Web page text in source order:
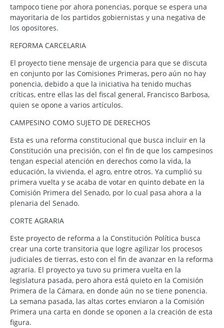
tampoco tiene por ahora ponencias, porque se espera una
mayoritaria de los partidos gobiernistas y una negativa de
los opositores.
REFORMA CARCELARIA
El proyecto tiene mensaje de urgencia para que se discuta
en conjunto por las Comisiones Primeras, pero aún no hay
ponencia, debido a que la iniciativa ha tenido muchas
críticas, entre ellas las del fiscal general, Francisco Barbosa,
quien se opone a varios artículos.
CAMPESINO COMO SUJETO DE DERECHOS
Esta es una reforma constitucional que busca incluir en la
Constitución una precisión, con el fin de que los campesinos
tengan especial atención en derechos como la vida, la
educación, la vivienda, el agro, entre otros. Ya cumplió su
primera vuelta y se acaba de votar en quinto debate en la
Comisión Primera del Senado, por lo cual pasa ahora a la
plenaria del Senado.
CORTE AGRARIA
Este proyecto de reforma a la Constitución Política busca
crear una corte transitoria que logre agilizar los procesos
judiciales de tierras, esto con el fin de avanzar en la reforma
agraria. El proyecto ya tuvo su primera vuelta en la
legislatura pasada, pero ahora está quieto en la Comisión
Primera de la Cámara, en donde aún no se tiene ponencia.
La semana pasada, las altas cortes enviaron a la Comisión
Primera una carta en donde se oponen a la creación de esta
figura.